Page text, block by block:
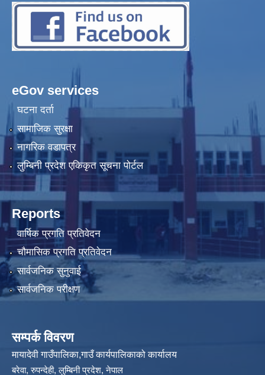
eGov services
घटना दर्ता
सामाजिक सुरक्षा
नागरिक वडापत्र
लुम्बिनी प्रदेश एकिकृत सूचना पोर्टल
Reports
वार्षिक प्रगति प्रतिवेदन
चौमासिक प्रगति प्रतिवेदन
सार्वजनिक सुनुवाई
सार्वजनिक परीक्षण
सम्पर्क विवरण
मायादेवी गाउँपालिका,गाउँ कार्यपालिकाको कार्यालय
बरेवा, रुपन्देही, लुम्बिनी प्रदेश, नेपाल